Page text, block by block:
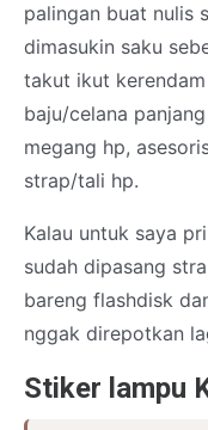
palingan buat nulis
dimasukin saku
takut ikut
baju/celana
megang hp,
strap/tali hp.
Kalau untuk saya
sudah dipasang
bareng flashdisk
nggak direpotkan
Stiker lampu